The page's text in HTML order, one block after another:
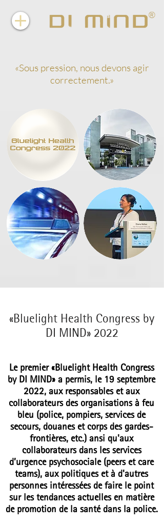
«Sous pression, nous devons agir
correctement.»
«Bluelight Health Congress by
DI MIND» 2022
Le premier«Bluelight Health Congress
by DI MIND» a permis, le 19 septembre
2022, aux responsables et aux
collaborateurs des organisations à feu
bleu (police, pompiers, services de
secours, douanes et corps des gardes-
frontières, etc.) ansi qu'aux
collaborateurs dans les services
d’urgence psychosociale (peers et care
teams), aux politiques et à d'autres
personnes intéressées de faire le point
sur les tendances actuelles en matière
de promotion de la santé dans la police.